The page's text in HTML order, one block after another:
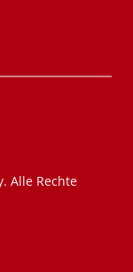
Alle Rechte